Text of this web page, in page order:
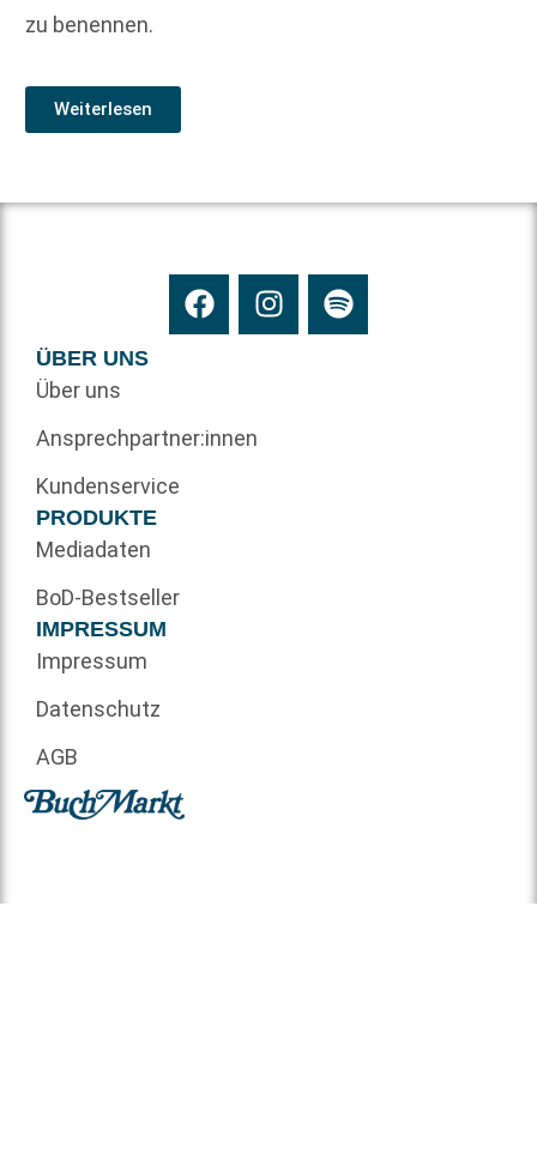
zu benennen.
Weiterlesen
ÜBER UNS
Über uns
Ansprechpartner:innen
Kundenservice
PRODUKTE
Mediadaten
BoD-Bestseller
IMPRESSUM
Impressum
Datenschutz
AGB